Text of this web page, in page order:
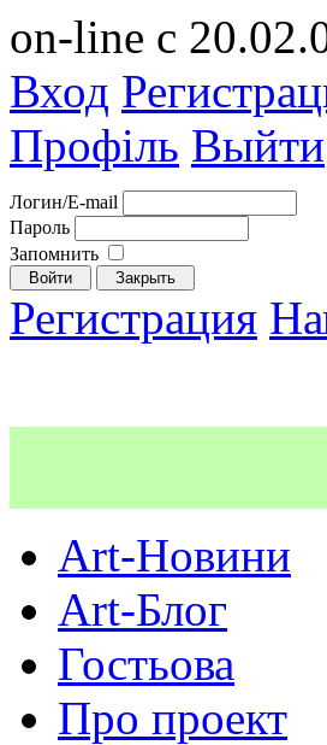
on-line с
Вход
Профіль Выйти
Логин/E-mail
Пароль
Запомнить
Регистрация
Art-Новини
Art-Блог
Гостьова
Про проект